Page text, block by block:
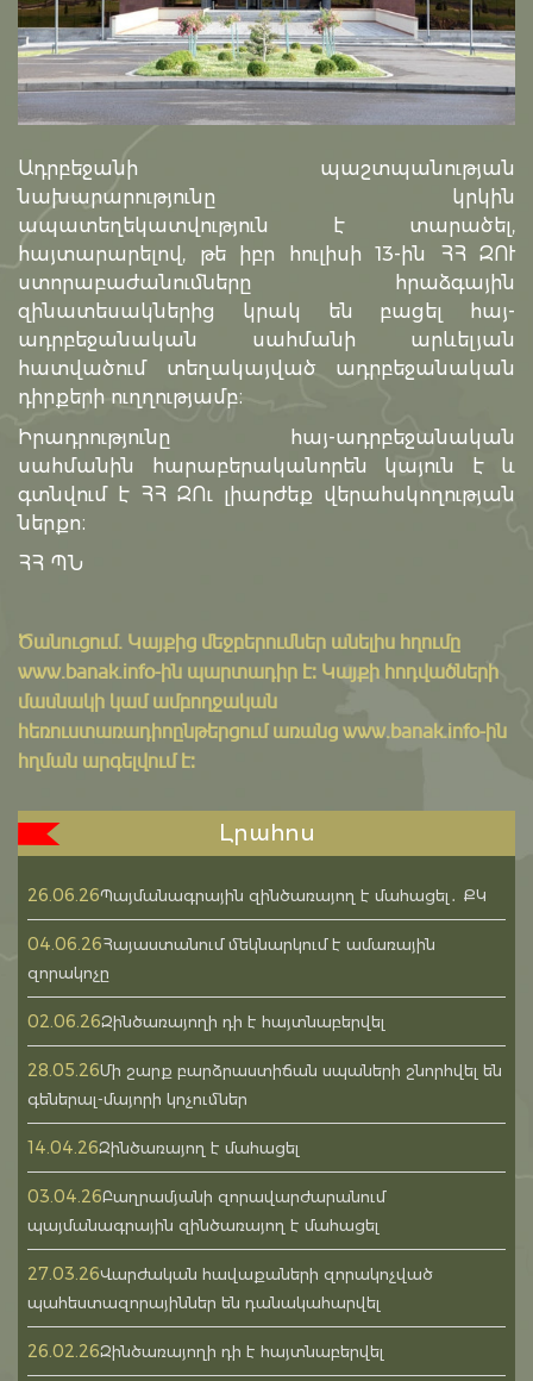
Ադրբեջանի պաշտպանության
նախարարությունը կրկին
ապատեղեկատվություն է տարածել,
հայտարարելով, թե իբր հուլիսի 13-ին ՀՀ ԶՈՒ
ստորաբաժանումները հրաձգային
զինատեսակներից կրակ են բացել հայ-
ադրբեջանական սահմանի արևելյան
հատվածում տեղակայված ադրբեջանական
դիրքերի ուղղությամբ։
Իրադրությունը հայ-ադրբեջանական
սահմանին հարաբերականորեն կայուն է և
գտնվում է ՀՀ ԶՈւ լիարժեք վերահսկողության
ներքո։
ՀՀ ՊՆ
Ծանուցում․ Կայքից մեջբերումներ անելիս հղումը
www.banak.info-ին պարտադիր է: Կայքի հոդվածների
մասնակի կամ ամբողջական
հեռուստառադիոընթերցում առանց www.banak.info-ին
հղման արգելվում է:
Լրահոս
26.06.26Պայմանագրային զինծառայող է մահացել․ ՔԿ
04.06.26Հայաստանում մեկնարկում է ամառային
զորակոչը
02.06.26Զինծառայողի դի է հայտնաբերվել
28.05.26Մի շարք բարձրաստիճան սպաների շնորհվել են
գեներալ-մայորի կոչումներ
14.04.26Զինծառայող է մահացել
03.04.26Բաղրամյանի զորավարժարանում
պայմանագրային զինծառայող է մահացել
27.03.26Վարժական հավաքաների զորակոչված
պահեստազորայիններ են դանակահարվել
26.02.26Զինծառայողի դի է հայտնաբերվել